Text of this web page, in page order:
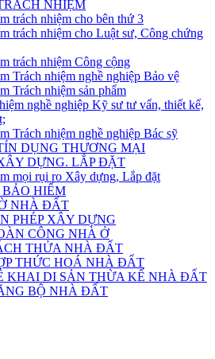
NHIỆM
trách nhiệm cho bên thứ 3
trách nhiệm cho Luật sư, Công chứng
trách nhiệm Công cộng
Trách nhiệm nghề nghiệp Bảo vệ
Trách nhiệm sản phẩm
nghề nghiệp Kỹ sư tư vấn, thiết kế,
Trách nhiệm nghề nghiệp Bác sỹ
DỤNG THƯƠNG MẠI
DỰNG. LẮP ĐẶT
mọi rụi ro Xây dựng, Lắp đặt
HIỂM
NHÀ ĐẤT
PHÉP XÂY DỰNG
CÔNG NHÀ Ở
THỬA NHÀ ĐẤT
THỨC HOÁ NHÀ ĐẤT
KHAI DI SẢN THỪA KẾ NHÀ ĐẤT
BỘ NHÀ ĐẤT